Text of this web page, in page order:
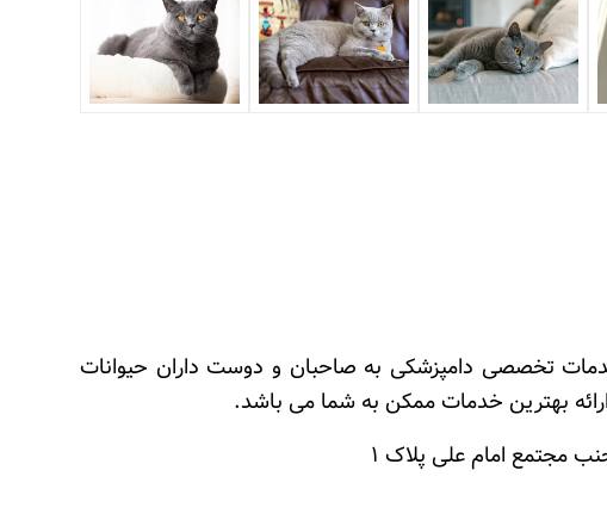
ارائه خدمات تخصصی دامپزشکی به صاحبان و دوست داران حیوانات
بهترین خدمات ممکن به شما می باشد.
مجتمع امام علی پلاک ۱